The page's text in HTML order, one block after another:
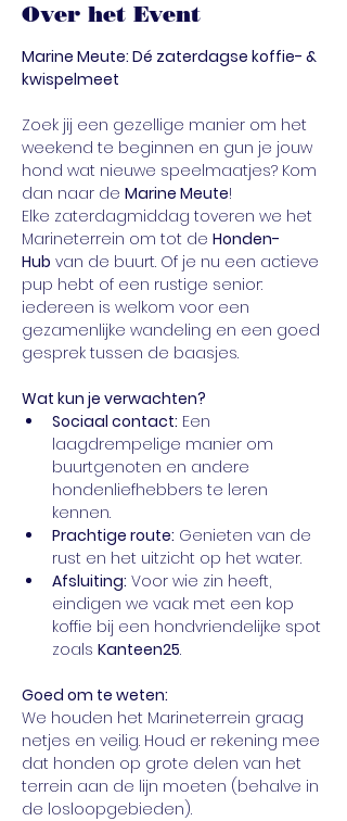
Over het Event
Marine Meute: Dé zaterdagse koffie- &
kwispelmeet
Zoek jij een gezellige manier om het
weekend te beginnen en gun je jouw
hond wat nieuwe speelmaatjes? Kom
dan naar de Marine Meute!
Elke zaterdagmiddag toveren we het
Marineterrein om tot de Honden-
Hub van de buurt. Of je nu een actieve
pup hebt of een rustige senior:
iedereen is welkom voor een
gezamenlijke wandeling en een goed
gesprek tussen de baasjes.
Wat kun je verwachten?
Sociaal contact: Een
laagdrempelige manier om
buurtgenoten en andere
hondenliefhebbers te leren
kennen.
Prachtige route: Genieten van de
rust en het uitzicht op het water.
Afsluiting: Voor wie zin heeft,
eindigen we vaak met een kop
koffie bij een hondvriendelijke spot
zoals Kanteen25.
Goed om te weten:
We houden het Marineterrein graag
netjes en veilig. Houd er rekening mee
dat honden op grote delen van het
terrein aan de lijn moeten (behalve in
de losloopgebieden).